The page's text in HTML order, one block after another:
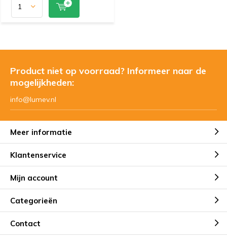
Product niet op voorraad? Informeer naar de
mogelijkheden:
info@lumev.nl
Meer informatie
Klantenservice
Mijn account
Categorieën
Contact